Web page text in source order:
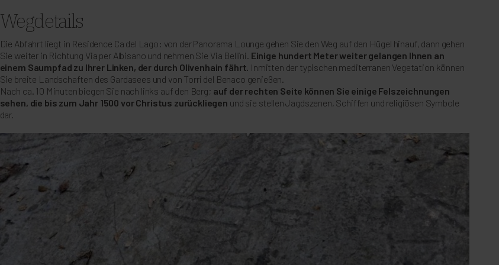
Wegdetails
Die Abfahrt liegt in Residence Ca del Lago: von der Panorama Lounge gehen Sie den Weg auf den Hügel hinauf, dann gehen
Sie weiter in Richtung Via per Albisano und nehmen Sie Via Bellini. Einige hundert Meter weiter gelangen Ihnen an
einem Saumpfad zu Ihrer Linken, der durch Olivenhain fährt. Inmitten der typischen mediterranen Vegetation können
Sie breite Landschaften des Gardasees und von Torri del Benaco genießen.
Nach ca. 10 Minuten biegen Sie nach links auf den Berg; auf der rechten Seite können Sie einige Felszeichnungen
sehen, die bis zum Jahr 1500 vor Christus zurückliegen und sie stellen Jagdszenen, Schiffen und religiösen Symbole
dar.